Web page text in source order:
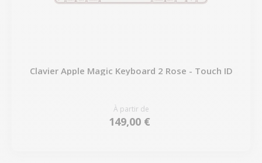
Clavier Apple Magic Keyboard 2 Rose - Touch ID
À partir de
149,00 €